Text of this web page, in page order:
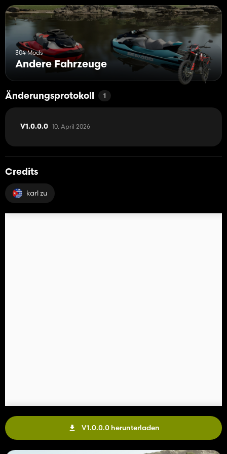
304 Mods
Andere Fahrzeuge
Änderungsprotokoll 1
V1.0.0.0 10. April 2026
Credits
karl zu
V1.0.0.0 herunterladen